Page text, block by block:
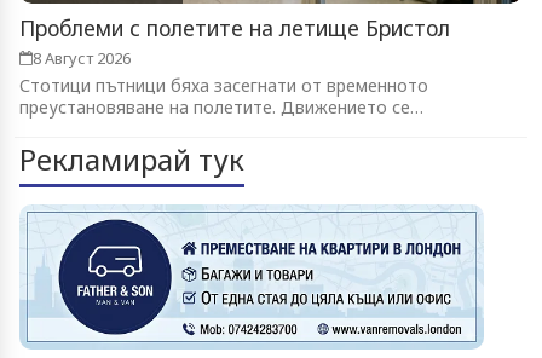
Проблеми с полетите на летище Бристол
8 Август 2026
Стотици пътници бяха засегнати от временното
преустановяване на полетите. Движението се
Рекламирай тук